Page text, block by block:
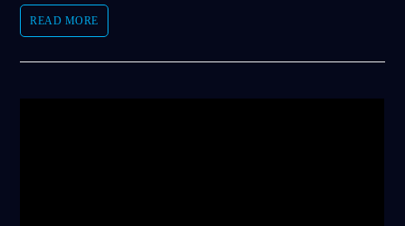
READ MORE